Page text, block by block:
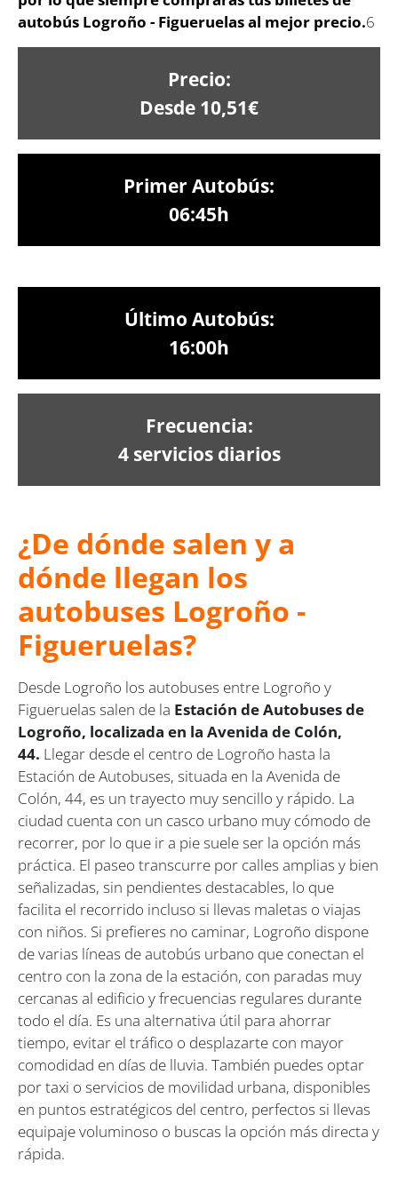
autobús Logroño - Figueruelas al mejor precio.6
Precio:
Desde 10,51€
Primer Autobús:
06:45h
Último Autobús:
16:00h
Frecuencia:
4 servicios diarios
¿De dónde salen y a
dónde llegan los
autobuses Logroño -
Figueruelas?
Desde Logroño los autobuses entre Logroño y
Figueruelas salen de la Estación de Autobuses de
Logroño, localizada en la Avenida de Colón,
44. Llegar desde el centro de Logroño hasta la
Estación de Autobuses, situada en la Avenida de
Colón, 44, es un trayecto muy sencillo y rápido. La
ciudad cuenta con un casco urbano muy cómodo de
recorrer, por lo que ir a pie suele ser la opción más
práctica. El paseo transcurre por calles amplias y bien
señalizadas, sin pendientes destacables, lo que
facilita el recorrido incluso si llevas maletas o viajas
con niños. Si prefieres no caminar, Logroño dispone
de varias líneas de autobús urbano que conectan el
centro con la zona de la estación, con paradas muy
cercanas al edificio y frecuencias regulares durante
todo el día. Es una alternativa útil para ahorrar
tiempo, evitar el tráfico o desplazarte con mayor
comodidad en días de lluvia. También puedes optar
por taxi o servicios de movilidad urbana, disponibles
en puntos estratégicos del centro, perfectos si llevas
equipaje voluminoso o buscas la opción más directa y
rápida.